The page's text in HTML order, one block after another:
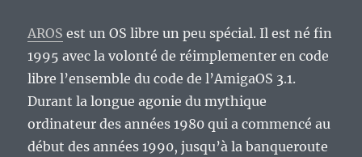
AROS est un OS libre un peu spécial. Il est né fin
1995 avec la volonté de réimplementer en code
libre l’ensemble du code de l’AmigaOS 3.1.
Durant la longue agonie du mythique
ordinateur des années 1980 qui a commencé au
début des années 1990, jusqu’à la banqueroute